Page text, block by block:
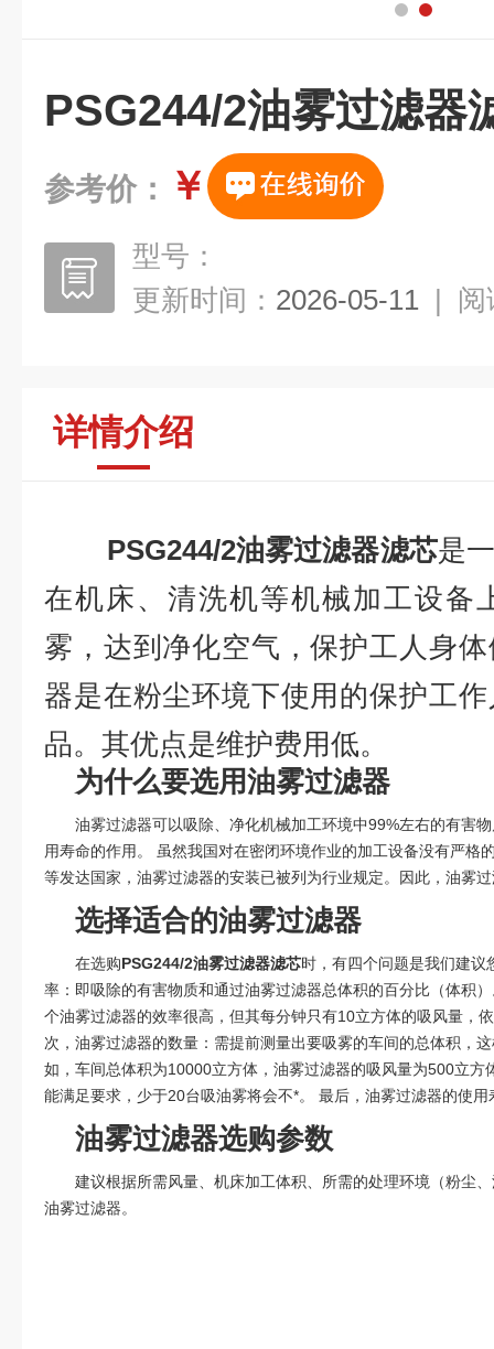
PSG244/2油雾过滤器
参考价： ￥
型号：
更新时间： 2026-05-11 | 阅
详情介绍
PSG244/2油雾过滤器滤芯是
在机床、清洗机等机械加工设备
雾，达到净化空气，保护工人身
器是在粉尘环境下使用的保护工
品。其优点是维护费用低。
为什么要选用油雾过滤器
油雾过滤器可以吸除、净化机械加工环境中99%左右的有害
用寿命的作用。 虽然我国对在密闭环境作业的加工设备没有严格
等发达国家，油雾过滤器的安装已被列为行业规定。因此，油雾
选择适合的油雾过滤器
在选购PSG244/2油雾过滤器滤芯时，有四个问题是我们建
率：即吸除的有害物质和通过油雾过滤器总体积的百分比（体积
个油雾过滤器的效率很高，但其每分钟只有10立方体的吸风量，
次，油雾过滤器的数量：需提前测量出要吸雾的车间的总体积，
如，车间总体积为10000立方体，油雾过滤器的吸风量为500立
能满足要求，少于20台吸油雾将会不*。 最后，油雾过滤器的使
油雾过滤器选购参数
建议根据所需风量、机床加工体积、所需的处理环境（粉尘
油雾过滤器。